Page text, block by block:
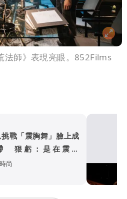
法師》表現亮眼。852Films
戰「震胸舞」臉上成
狠虧：是在震肚
尚